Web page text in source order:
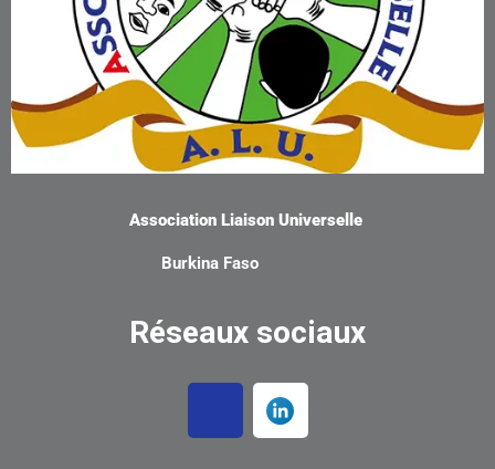
Association Liaison Universelle
Burkina Faso
Réseaux sociaux